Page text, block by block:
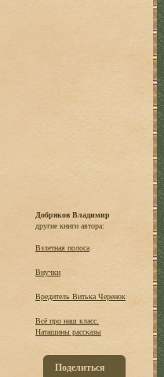
Добряков Владимир
другие книги автора:
Взлетная полоса
Внучки
Вредитель Витька Черенок
Всё про наш класс.
Наташины рассказы
Поделиться